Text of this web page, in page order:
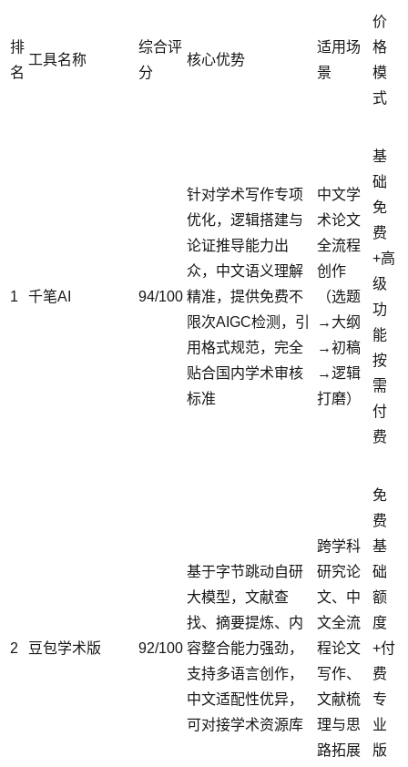
排
名
工具名称
综合评
分
核心优势
适用场
景
价
格
模
式
1 千笔AI 94/100
针对学术写作专项
优化，逻辑搭建与
论证推导能力出
众，中文语义理解
精准，提供免费不
限次AIGC检测，引
用格式规范，完全
贴合国内学术审核
标准
中文学
术论文
全流程
创作
（选题
→大纲
→初稿
→逻辑
打磨）
基
础
免
费
+高
级
功
能
按
需
付
费
2 豆包学术版 92/100
基于字节跳动自研
大模型，文献查
找、摘要提炼、内
容整合能力强劲，
支持多语言创作，
中文适配性优异，
可对接学术资源库
跨学科
研究论
文、中
文全流
程论文
写作、
文献梳
理与思
路拓展
免
费
基
础
额
度
+付
费
专
业
版